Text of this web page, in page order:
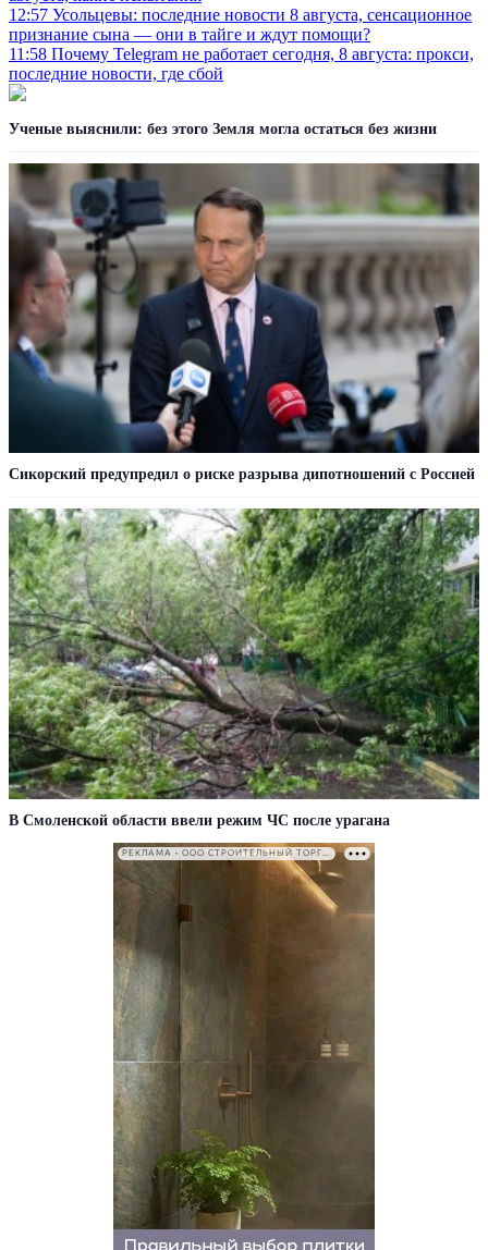
12:57 Усольцевы: последние новости 8 августа, сенсационное
признание сына — они в тайге и ждут помощи?
11:58 Почему Telegram не работает сегодня, 8 августа: прокси,
последние новости, где сбой
Ученые выяснили: без этого Земля могла остаться без жизни
Сикорский предупредил о риске разрыва дипотношений с Россией
В Смоленской области ввели режим ЧС после урагана
РЕКЛАМА • ООО СТРОИТЕЛЬНЫЙ ТОРГОВЫЙ ДОМ «ПЕТРОВИЧ». ИНН: 7802348846